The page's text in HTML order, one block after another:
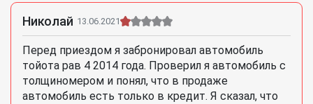
Николай 13.06.2021
Перед приездом я забронировал автомобиль
тойота рав 4 2014 года. Проверил я автомобиль с
толщиномером и понял, что в продаже
автомобиль есть только в кредит. Я сказал, что